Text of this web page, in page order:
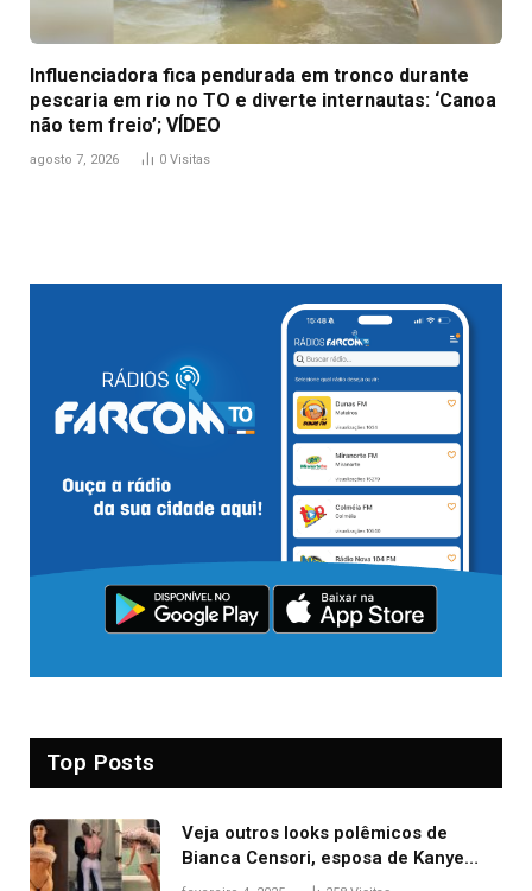
Influenciadora fica pendurada em tronco durante
pescaria em rio no TO e diverte internautas: ‘Canoa
não tem freio’; VÍDEO
agosto 7, 2026 0 Visitas
Top Posts
Veja outros looks polêmicos de
Bianca Censori, esposa de Kanye
West que apareceu nua no Grammy